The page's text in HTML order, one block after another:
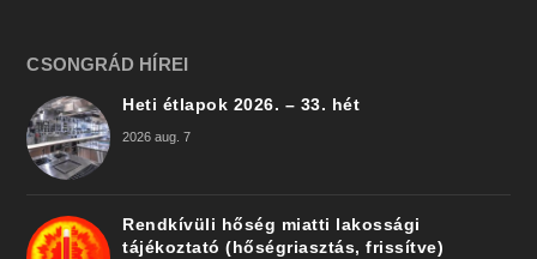
CSONGRÁD HÍREI
Heti étlapok 2026. – 33. hét
2026 aug. 7
Rendkívüli hőség miatti lakossági
tájékoztató (hőségriasztás, frissítve)